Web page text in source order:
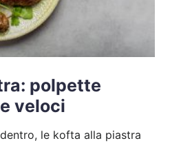
polpette
veloci
le kofta alla piastra